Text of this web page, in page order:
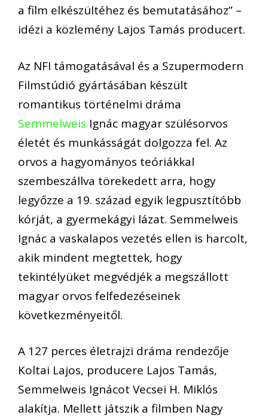
a film elkészültéhez és bemutatásához” –
idézi a közlemény Lajos Tamás producert.
Az NFI támogatásával és a Szupermodern
Filmstúdió gyártásában készült
romantikus történelmi dráma
Semmelweis Ignác magyar szülésorvos
életét és munkásságát dolgozza fel. Az
orvos a hagyományos teóriákkal
szembeszállva törekedett arra, hogy
legyőzze a 19. század egyik legpusztítóbb
kórját, a gyermekágyi lázat. Semmelweis
Ignác a vaskalapos vezetés ellen is harcolt,
akik mindent megtettek, hogy
tekintélyüket megvédjék a megszállott
magyar orvos felfedezéseinek
következményeitől.
A 127 perces életrajzi dráma rendezője
Koltai Lajos, producere Lajos Tamás,
Semmelweis Ignácot Vecsei H. Miklós
alakítja. Mellett játszik a filmben Nagy